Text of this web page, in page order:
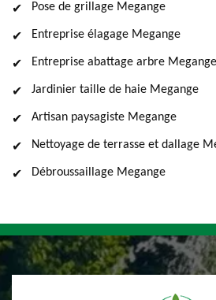
Pose de grillage Megange
Entreprise élagage Megange
Entreprise abattage arbre Megange
Jardinier taille de haie Megange
Artisan paysagiste Megange
Nettoyage de terrasse et dallage
Débroussaillage Megange